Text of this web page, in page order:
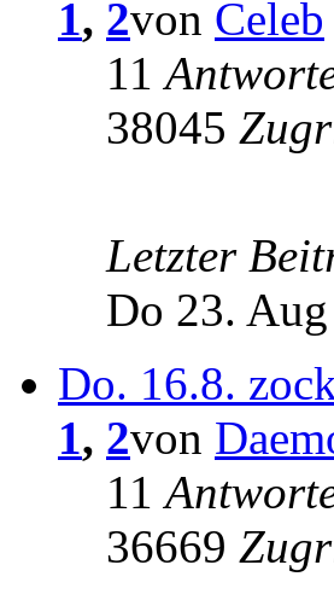
1, 2von Celeb
11
38045
Letzter
Do 23.
Do. 16.8.
1, 2von
11
36669